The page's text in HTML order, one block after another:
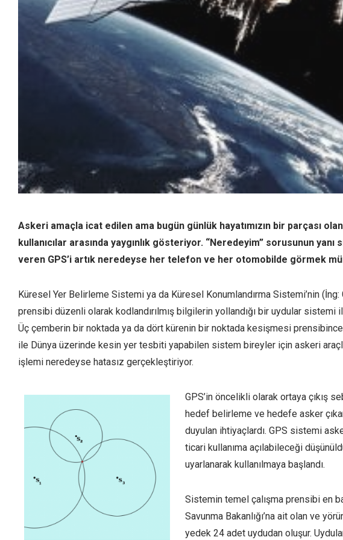
Askeri amaçla icat edilen ama bugün günlük hayatımızın bir parçası
kullanıcılar arasında yaygınlık gösteriyor. “Neredeyim” sorusunun yanı
veren GPS’i artık neredeyse her telefon ve her otomobilde görmek
Küresel Yer Belirleme Sistemi ya da Küresel Konumlandırma Sistemi’nin
prensibi düzenli olarak kodlandırılmış bilgilerin yollandığı bir uydular
Üç çemberin bir noktada ya da dört kürenin bir noktada kesişmesi
ile Dünya üzerinde kesin yer tesbiti yapabilen sistem bireyler için askeri
işlemi neredeyse hatasız gerçekleştiriyor.
GPS’in öncelikli olarak ortaya çıkış
hedef belirleme ve hedefe asker
duyulan ihtiyaçlardı. GPS sistemi
ticari kullanıma açılabileceği
uyarlanarak kullanılmaya başlandı.
Sistemin temel çalışma prensibi en
Savunma Bakanlığı’na ait olan ve
yedek 24 adet uydudan oluşur.